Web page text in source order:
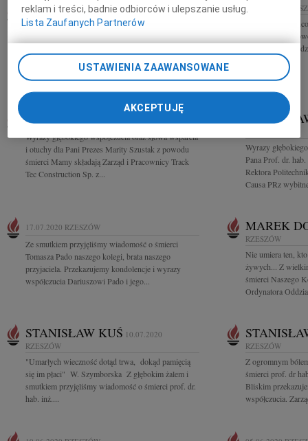
WIESŁAW BOMBA 21.08.2020
RZESZÓW
Z głębokim smutkiem przyjęliśmy wiadomość o
śmierci naszego Kolegi Wiesława Bomby Rodzinie i
Bliskim składamy wyrazy współczucia nauczyciele i
trenerzy SWFiS byłej WSP w...
Michałowi
współczucia z
Koleżanki i
31.07.2020
Wyrazy głębokiego współczucia oraz słowa wsparcia
i otuchy dla Pani Prezes Marity Szustak z powodu
śmierci Mamy składają Zarząd i Pracownicy Track
Tec Construction Sp. z...
Wyrazy
Pana Prof. dr.
Rektora
Causa PRz
17.07.2020 RZESZÓW
Ze smutkiem przyjęliśmy wiadomość o śmierci
Tomasza Pado naszego kolegi, brata naszego
przyjaciela. Przekazujemy kondolencje i wyrazy
współczucia Dariuszowi Pado i jego...
MAREK
RZESZÓW
Nie umiera ten,
żywych... Z
śmierci Naszego
Ordynatora
STANISŁAW KUŚ 10.07.2020
RZESZÓW
"Umarłych wieczność dotąd trwa, dokąd pamięcią
się im płaci" W. Szymborska Z głębokim żalem i
smutkiem przyjęliśmy wiadomość o śmierci prof. dr.
hab. inż....
RZESZÓW
Z ogromnym
śmierci prof. dr
Bliskim
współczucia.
reklam i treści, badnie odbiorców i ulepszanie usług.
Lista Zaufanych Partnerów
USTAWIENIA ZAAWANSOWANE
AKCEPTUJĘ